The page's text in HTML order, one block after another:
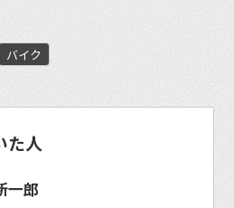
バイク
た人
一郎